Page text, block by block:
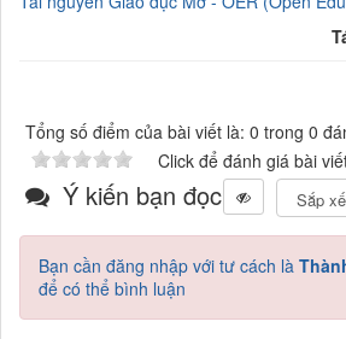
Tổng số điểm của bài viết là: 0 trong 0
Click để đánh giá bài
Ý kiến bạn đọc
Bạn cần đăng nhập với tư cách là
để có thể bình luận